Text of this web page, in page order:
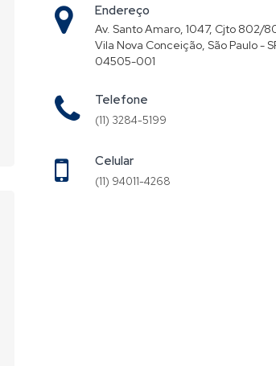
Endereço
Av. Santo Amaro, 1047, Cjto 802/
Vila Nova Conceição, São Paulo -
04505-001
Telefone
(11) 3284-5199
Celular
(11) 94011-4268